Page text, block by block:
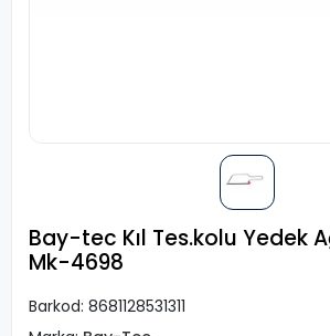
Bay-tec Kıl Tes.kolu Yedek
Mk-4698
Barkod: 8681128531311